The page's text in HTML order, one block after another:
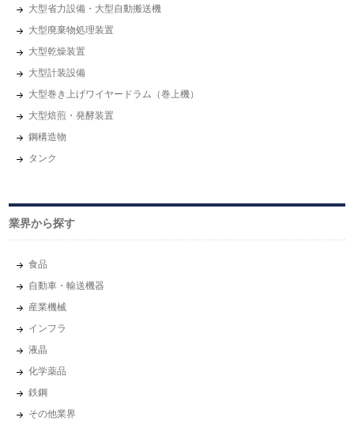
大型省力設備・大型自動搬送機
大型廃棄物処理装置
大型乾燥装置
大型計装設備
大型巻き上げワイヤードラム（巻上機）
大型焙煎・発酵装置
鋼構造物
タンク
業界から探す
⾷品
自動車・輸送機器
産業機械
インフラ
液晶
化学薬品
鉄鋼
その他業界